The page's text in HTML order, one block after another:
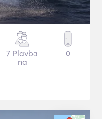
7 Plavba
na
0